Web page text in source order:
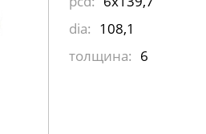
dia: 108,1
толщина: 6